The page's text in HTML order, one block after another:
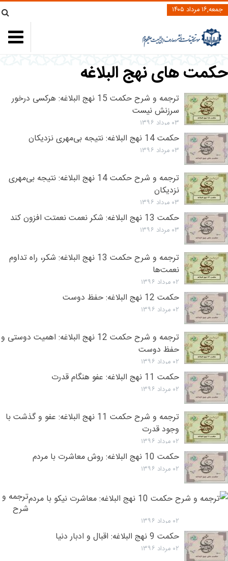
جمعه,۱۶ مرداد ۱۴۰۵
حکمت های نهج البلاغه
ترجمه و شرح حکمت 15 نهج البلاغه: هرکسی درخور
سرزنش نیست
۰۳ مرداد ۱۳۹۶
حکمت 14 نهج البلاغه: نتیجه بى‌مهرى نزدیکان
۰۳ مرداد ۱۳۹۶
ترجمه و شرح حکمت 14 نهج البلاغه: نتیجه بى‌مهرى
نزدیکان
۰۳ مرداد ۱۳۹۶
حکمت 13 نهج البلاغه: شکر نعمت نعمتت افزون کند
۰۳ مرداد ۱۳۹۶
ترجمه و شرح حکمت 13 نهج البلاغه: شکر، راه تداوم
نعمت‌ها
۰۲ مرداد ۱۳۹۶
حکمت 12 نهج البلاغه: حفظ دوست
۰۲ مرداد ۱۳۹۶
ترجمه و شرح حکمت 12 نهج البلاغه: اهمیت دوستی و
حفظ دوست
۰۲ مرداد ۱۳۹۶
حکمت 11 نهج البلاغه: عفو هنگام قدرت
۰۲ مرداد ۱۳۹۶
ترجمه و شرح حکمت 11 نهج البلاغه: عفو و گذشت با
وجود قدرت
۰۲ مرداد ۱۳۹۶
حکمت 10 نهج البلاغه: روش معاشرت با مردم
۰۲ مرداد ۱۳۹۶
ترجمه و
شرح
۰۲ مرداد ۱۳۹۶
حکمت 9 نهج البلاغه: اقبال و ادبار دنیا
۰۲ مرداد ۱۳۹۶